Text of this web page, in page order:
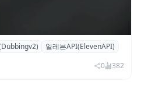
먼스 재현하는 ‘더빙
일레븐API(ElevenAPI)
0 382